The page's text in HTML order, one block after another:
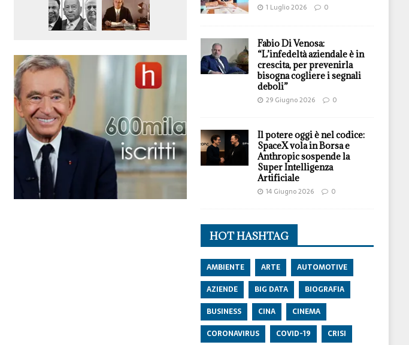
1 Luglio 2026 0
Fabio Di Venosa:
“L’infedeltà aziendale è in
crescita, per prevenirla
bisogna cogliere i segnali
deboli”
29 Giugno 2026 0
Il potere oggi è nel codice:
SpaceX vola in Borsa e
Anthropic sospende la
Super Intelligenza
Artificiale
14 Giugno 2026 0
HOT HASHTAG
AMBIENTE ARTE
AUTOMOTIVE
AZIENDE
BIG DATA
BIOGRAFIA
BUSINESS
CINA
CINEMA
CORONAVIRUS
COVID-19
CRISI